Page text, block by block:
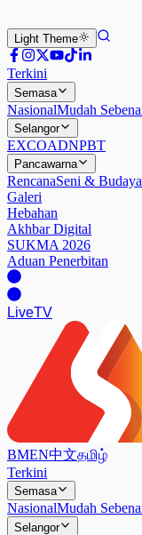
Light Theme
Terkini
Semasa
NasionalMudah
Selangor
EXCOADNPBT
Pancawarna
RencanaSeni & Budaya
Galeri
Hebahan
Akhbar Digital
SUKMA 2026
Aduan Penerbitan
LiveTV
BMEN中文தமிழ்
Terkini
Semasa
NasionalMudah
Selangor